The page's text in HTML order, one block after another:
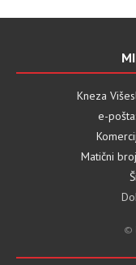
Kneza
e-pošta:
Matični
©